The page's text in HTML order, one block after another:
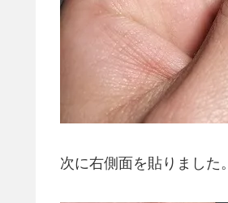
次に右側面を貼りました。